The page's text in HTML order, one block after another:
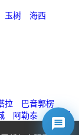
玉树 海西
拉
巴音郭楞
阿勒泰 五家渠